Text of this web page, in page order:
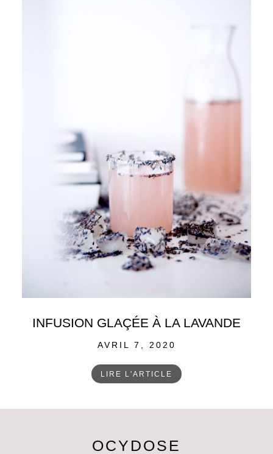
INFUSION GLAÇÉE À LA LAVANDE
POSTED
AVRIL 7, 2020
LIRE L'ARTICLE
OCYDOSE